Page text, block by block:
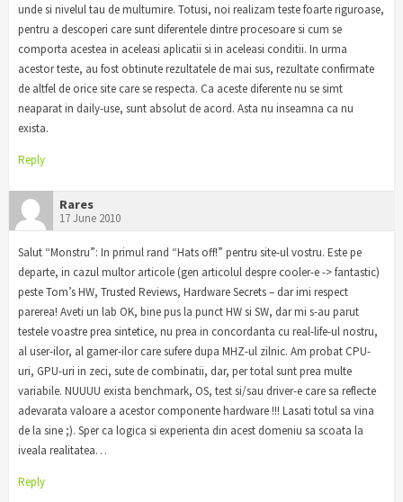
unde si nivelul tau de multumire. Totusi, noi realizam teste foarte riguroase,
pentru a descoperi care sunt diferentele dintre procesoare si cum se
comporta acestea in aceleasi aplicatii si in aceleasi conditii. In urma
acestor teste, au fost obtinute rezultatele de mai sus, rezultate confirmate
de altfel de orice site care se respecta. Ca aceste diferente nu se simt
neaparat in daily-use, sunt absolut de acord. Asta nu inseamna ca nu
exista.
Reply
Rares
17 June 2010
Salut “Monstru”: In primul rand “Hats off!” pentru site-ul vostru. Este pe
departe, in cazul multor articole (gen articolul despre cooler-e -> fantastic)
peste Tom’s HW, Trusted Reviews, Hardware Secrets – dar imi respect
parerea! Aveti un lab OK, bine pus la punct HW si SW, dar mi s-au parut
testele voastre prea sintetice, nu prea in concordanta cu real-life-ul nostru,
al user-ilor, al gamer-ilor care sufere dupa MHZ-ul zilnic. Am probat CPU-
uri, GPU-uri in zeci, sute de combinatii, dar, per total sunt prea multe
variabile. NUUUU exista benchmark, OS, test si/sau driver-e care sa reflecte
adevarata valoare a acestor componente hardware !!! Lasati totul sa vina
de la sine ;). Sper ca logica si experienta din acest domeniu sa scoata la
iveala realitatea…
Reply